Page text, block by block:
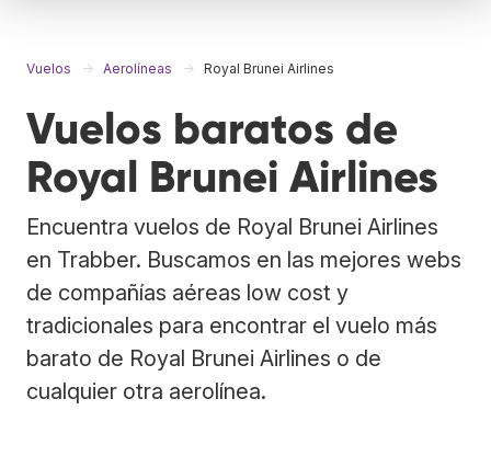
Vuelos Aerolíneas Royal Brunei Airlines
Vuelos baratos de
Royal Brunei Airlines
Encuentra vuelos de Royal Brunei Airlines
en Trabber. Buscamos en las mejores webs
de compañías aéreas low cost y
tradicionales para encontrar el vuelo más
barato de Royal Brunei Airlines o de
cualquier otra aerolínea.